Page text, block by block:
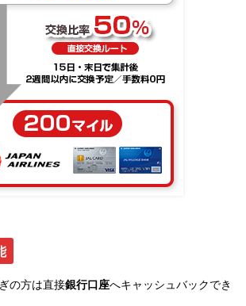
の方は直接銀行口座へキャッシュバックでき